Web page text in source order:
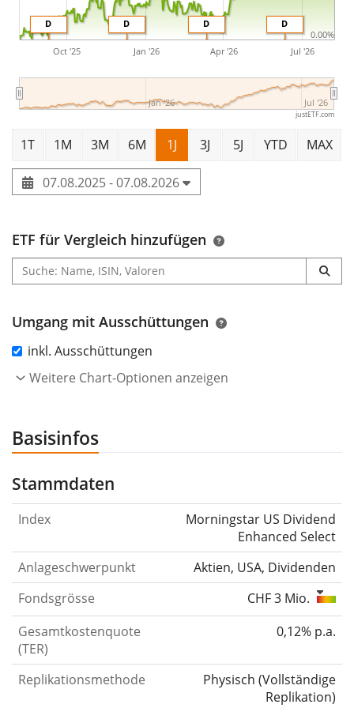
D
D
D
D
Oct '25 Jan '26 Apr '26 Jul '26
Jan '26 Jul '26
0.00%
justETF.com
1T 1M 3M 6M 1J 3J 5J YTD MAX
07.08.2025 - 07.08.2026
ETF für Vergleich hinzufügen
Umgang mit Ausschüttungen
inkl. Ausschüttungen
Weitere Chart-Optionen anzeigen
Basisinfos
Stammdaten
Index
Morningstar US Dividend
Enhanced Select
Anlageschwerpunkt
Aktien, USA, Dividenden
Fondsgrösse
CHF 3 Mio.
Gesamtkostenquote
(TER)
0,12% p.a.
Replikationsmethode Physisch (Vollständige
Replikation)